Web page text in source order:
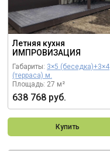
Летняя кухня
ИМПРОВИЗАЦИЯ
Габариты: 3×5 (беседка)+3×4
(терраса) м.
Площадь: 27 м²
638 768 руб.
Купить